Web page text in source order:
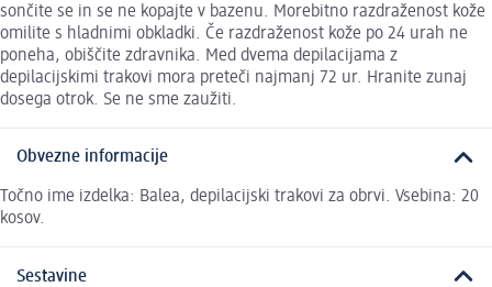
sončite se in se ne kopajte v bazenu. Morebitno razdraženost kože
omilite s hladnimi obkladki. Če razdraženost kože po 24 urah ne
poneha, obiščite zdravnika. Med dvema depilacijama z
depilacijskimi trakovi mora preteči najmanj 72 ur. Hranite zunaj
dosega otrok. Se ne sme zaužiti.
Obvezne informacije
Točno ime izdelka: Balea, depilacijski trakovi za obrvi. Vsebina: 20
kosov.
Sestavine